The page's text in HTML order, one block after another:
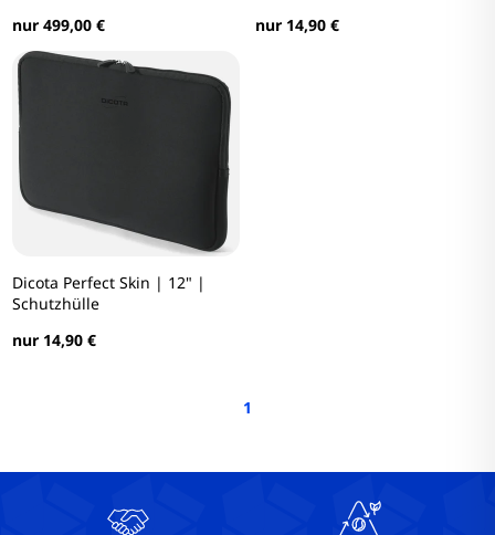
nur 499,00 €
nur 14,90 €
Dicota Perfect Skin | 12" |
Schutzhülle
nur 14,90 €
1